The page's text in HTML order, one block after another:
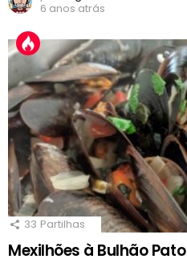
6 anos atrás
33 Partilhas
Mexilhões à Bulhão Pato